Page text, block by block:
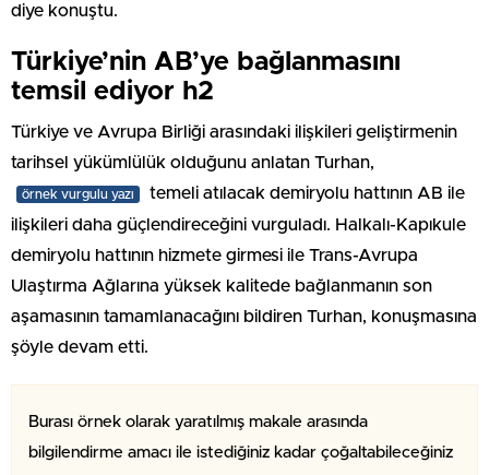
diye konuştu.
Türkiye’nin AB’ye bağlanmasını
temsil ediyor h2
Türkiye ve Avrupa Birliği arasındaki ilişkileri geliştirmenin
tarihsel yükümlülük olduğunu anlatan Turhan,
örnek vurgulu yazı
temeli atılacak demiryolu hattının AB ile
ilişkileri daha güçlendireceğini vurguladı. Halkalı-Kapıkule
demiryolu hattının hizmete girmesi ile Trans-Avrupa
Ulaştırma Ağlarına yüksek kalitede bağlanmanın son
aşamasının tamamlanacağını bildiren Turhan, konuşmasına
şöyle devam etti.
Burası örnek olarak yaratılmış makale arasında
bilgilendirme amacı ile istediğiniz kadar çoğaltabileceğiniz